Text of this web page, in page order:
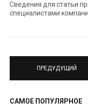
Cведения для статьи
специалистами
ПРЕДУДУЩИЙ
САМОЕ ПОПУЛЯРНОЕ